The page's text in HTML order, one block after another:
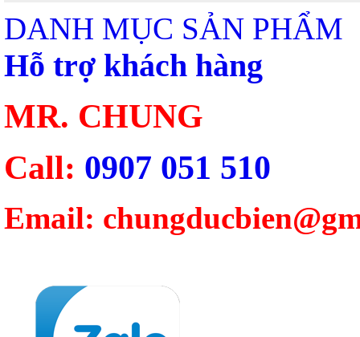
DANH MỤC SẢN PHẨM
Hỗ trợ khách hàng
MR. CHUNG
Call: 0907 051 510
Email: